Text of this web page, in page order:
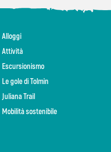
Alloggi
Attività
Escursionismo
Le gole di Tolmin
Juliana Trail
Mobilità sostenibile